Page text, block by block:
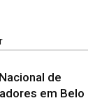
de
em Belo